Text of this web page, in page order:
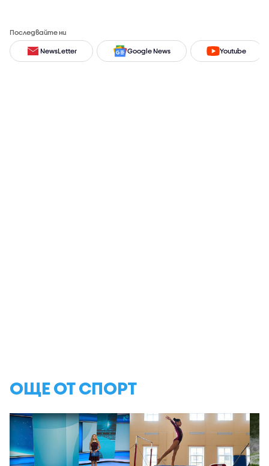
Последвайте ни
NewsLetter Google News Youtube
ОЩЕ ОТ СПОРТ